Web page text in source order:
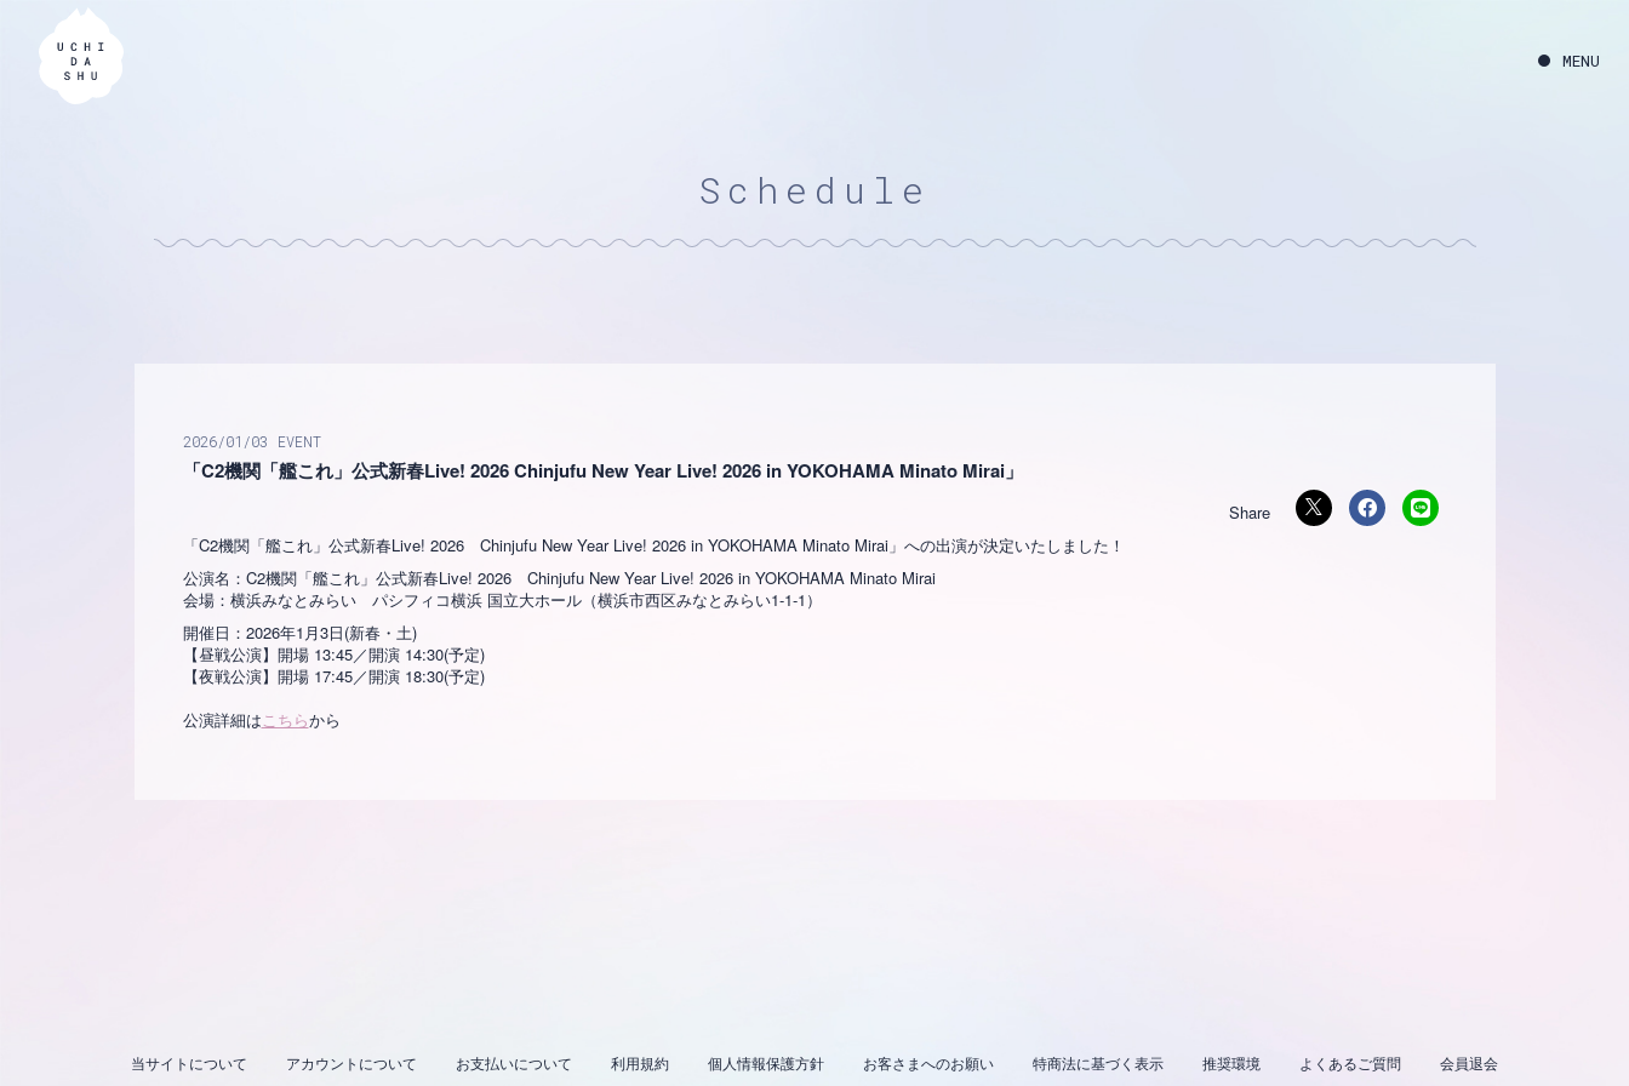
Schedule
2026 01 03 EVENT
「C2機関「艦これ」公式新春Live! 2026 Chinjufu New Year Live! 2026 in YOKOHAMA Minato Mirai」
「C2機関「艦これ」公式新春Live! 2026 Chinjufu New Year Live! 2026 in YOKOHAMA Minato Mirai」への出演が決定いたしました！
公演名：C2機関「艦これ」公式新春Live! 2026 Chinjufu New Year Live! 2026 in YOKOHAMA Minato Mirai
会場：横浜みなとみらい パシフィコ横浜 国立大ホール（横浜市西区みなとみらい1-1-1）
開催日：2026年1月3日(新春・土)
【昼戦公演】開場 13:45／開演 14:30(予定)
【夜戦公演】開場 17:45／開演 18:30(予定)
公演詳細はこちらから
当サイトについて アカウントについて お支払いについて 利用規約 個人情報保護方針 お客さまへのお願い 特商法に基づく表示 推奨環境 よくあるご質問 会員退会